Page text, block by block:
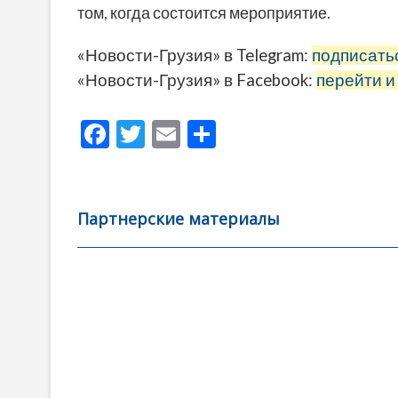
том, когда состоится мероприятие.
«Новости-Грузия» в Telegram:
«Новости-Грузия» в Facebook: перейти и
F
b
o
T
er
E
l
а
в
Партнерские материалы